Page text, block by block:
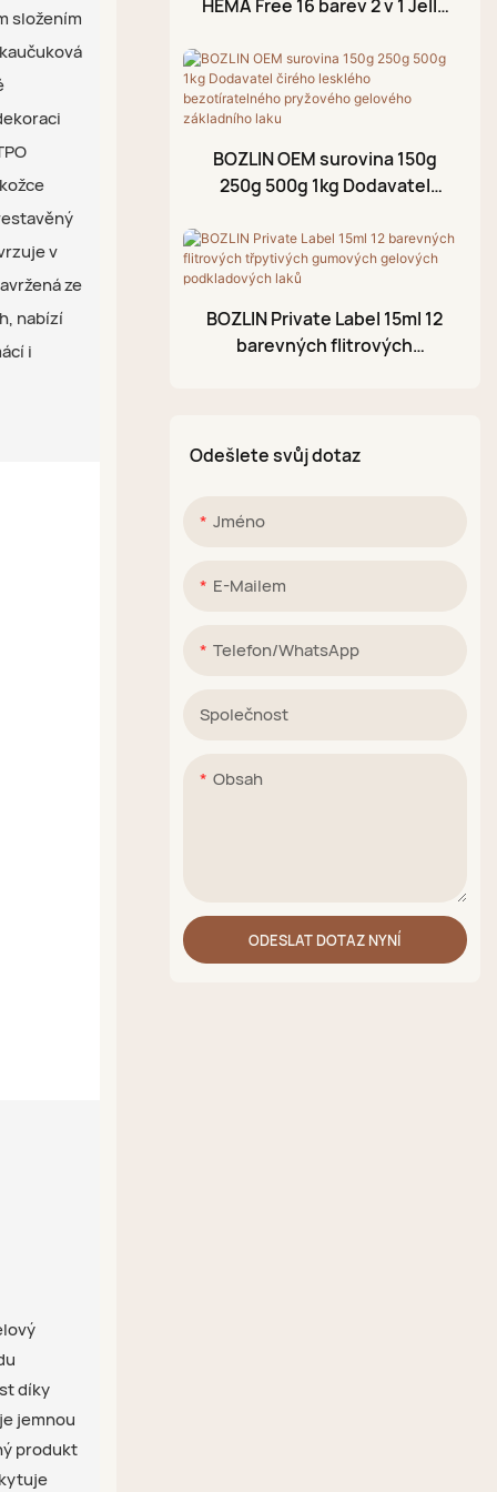
složením
v
ze
nabízí
i
díky
jemnou
produkt
Gel na praskliny
Olej na nehtovou
kůžičku
Fóliový gel
3D modelovací gel
Praskací gelový lak
Akrylové pero
Třpytivá bahenní paleta
HEMA Free 16 barev 2 v 1 Jelly
BOZLIN OEM surovina 150g
250g 500g 1kg Dodavatel
bezotíratelného pryžového
gelového základního laku
BOZLIN Private Label 15ml 12
barevných flitrových
Odešlete svůj dotaz
Jméno
E-Mailem
Telefon/WhatsApp
Společnost
Obsah
ODESLAT DOTAZ NYNÍ